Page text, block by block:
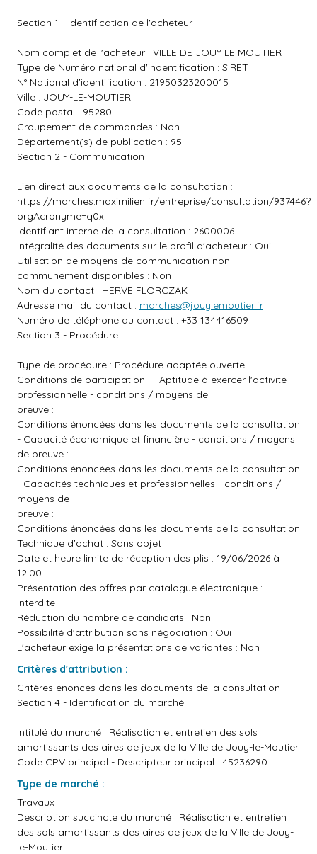
Section 1 - Identification de l'acheteur
Nom complet de l'acheteur : VILLE DE JOUY LE MOUTIER
Type de Numéro national d'indentification : SIRET
N° National d'identification : 21950323200015
Ville : JOUY-LE-MOUTIER
Code postal : 95280
Groupement de commandes : Non
Département(s) de publication : 95
Section 2 - Communication
Lien direct aux documents de la consultation :
https://marches.maximilien.fr/entreprise/consultation/937446?
orgAcronyme=q0x
Identifiant interne de la consultation : 2600006
Intégralité des documents sur le profil d'acheteur : Oui
Utilisation de moyens de communication non
communément disponibles : Non
Nom du contact : HERVE FLORCZAK
Adresse mail du contact : marches@jouylemoutier.fr
Numéro de téléphone du contact : +33 134416509
Section 3 - Procédure
Type de procédure : Procédure adaptée ouverte
Conditions de participation : - Aptitude à exercer l'activité
professionnelle - conditions / moyens de
preuve :
Conditions énoncées dans les documents de la consultation
- Capacité économique et financière - conditions / moyens
de preuve :
Conditions énoncées dans les documents de la consultation
- Capacités techniques et professionnelles - conditions /
moyens de
preuve :
Conditions énoncées dans les documents de la consultation
Technique d'achat : Sans objet
Date et heure limite de réception des plis : 19/06/2026 à
12:00
Présentation des offres par catalogue électronique :
Interdite
Réduction du nombre de candidats : Non
Possibilité d'attribution sans négociation : Oui
L'acheteur exige la présentations de variantes : Non
Critères d'attribution :
Critères énoncés dans les documents de la consultation
Section 4 - Identification du marché
Intitulé du marché : Réalisation et entretien des sols
amortissants des aires de jeux de la Ville de Jouy-le-Moutier
Code CPV principal - Descripteur principal : 45236290
Type de marché :
Travaux
Description succincte du marché : Réalisation et entretien
des sols amortissants des aires de jeux de la Ville de Jouy-
le-Moutier